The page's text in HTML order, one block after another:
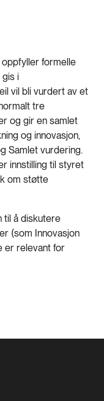
formelle
i
vil bli vurdert av et
tre
og gir en samlet
og innovasjon,
Samlet vurdering.
innstilling til styret
om støtte
til å diskutere
(som Innovasjon
er relevant for